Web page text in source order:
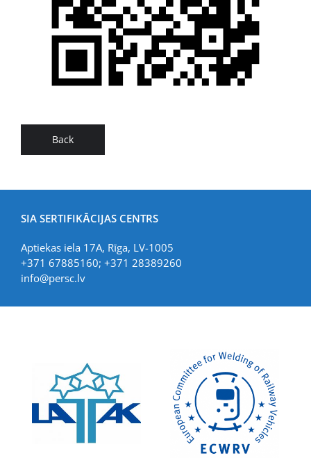
Back
SIA SERTIFIKĀCIJAS CENTRS
Aptiekas iela 17A, Rīga, LV-1005
+371 67885160; +371 28389260
info@persc.lv